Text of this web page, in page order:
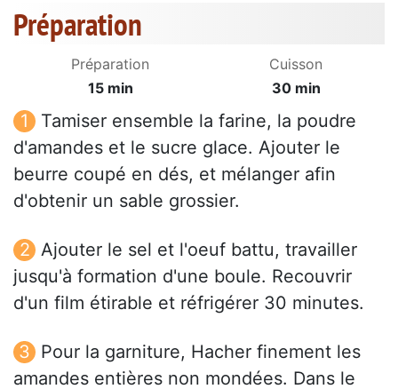
Préparation
Préparation
15 min
Cuisson
30 min
Tamiser ensemble la farine, la poudre
d'amandes et le sucre glace. Ajouter le
beurre coupé en dés, et mélanger afin
d'obtenir un sable grossier.
Ajouter le sel et l'oeuf battu, travailler
jusqu'à formation d'une boule. Recouvrir
d'un film étirable et réfrigérer 30 minutes.
Pour la garniture, Hacher finement les
amandes entières non mondées. Dans le